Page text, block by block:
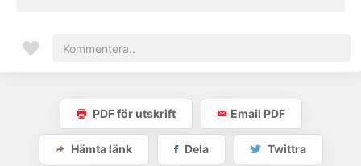
PDF för utskrift Email PDF
Hämta länk Dela Twittra